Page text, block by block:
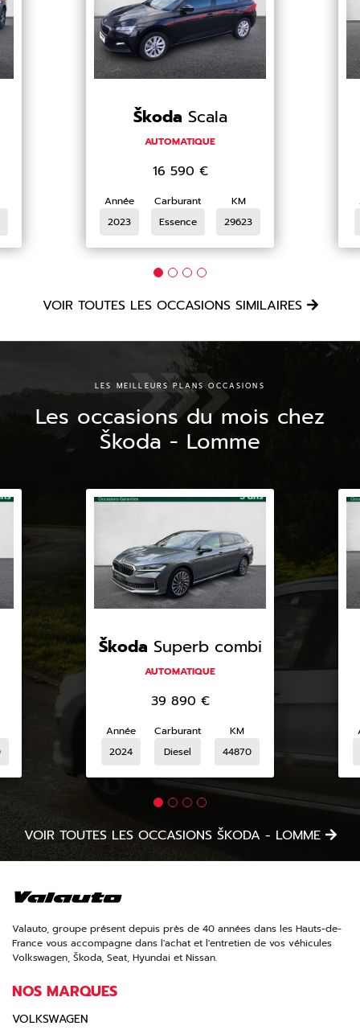
Škoda Scala
AUTOMATIQUE
16 590 €
Année
2023
Carburant
Essence
KM
29623
VOIR TOUTES LES OCCASIONS SIMILAIRES
LES MEILLEURS PLANS OCCASIONS
Les occasions du mois chez
Škoda - Lomme
Škoda Superb combi
AUTOMATIQUE
39 890 €
Année
2024
Carburant
Diesel
KM
44870
VOIR TOUTES LES OCCASIONS ŠKODA - LOMME
Valauto, groupe présent depuis près de 40 années dans les Hauts-de-
France vous accompagne dans l'achat et l'entretien de vos véhicules
Volkswagen, Škoda, Seat, Hyundai et Nissan.
NOS MARQUES
VOLKSWAGEN